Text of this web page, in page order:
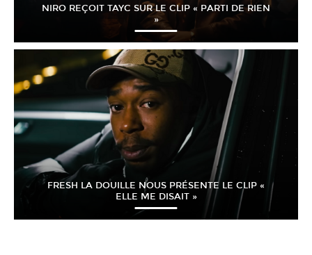
NIRO REÇOIT TAYC SUR LE CLIP « PARTI DE RIEN
»
FRESH LA DOUILLE NOUS PRÉSENTE LE CLIP «
ELLE ME DISAIT »